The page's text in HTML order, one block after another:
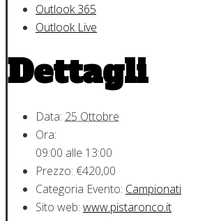
Outlook 365
Outlook Live
Dettagli
Data: 25 Ottobre
Ora:
09:00 alle 13:00
Prezzo: €420,00
Categoria Evento: Campionati
Sito web: www.pistaronco.it